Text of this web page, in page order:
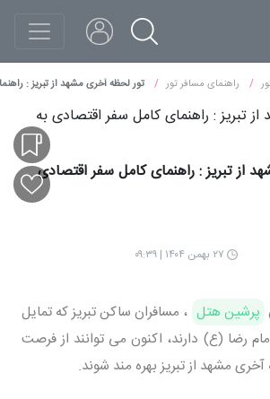
راهنمای مسافر تور تور لحظه آخری مشهد از تبریز :
از تبریز : راهنمای کامل سفر اقتصادی
۲۷ بهمن ۱۴۰۴ | ۰۹:۳۹
پرشین هتل ، مسافران ساکن تبریز که تمایل
رضا (ع) دارند، اکنون می توانند از فرصت
مشهد از تبریز بهره مند شوند.